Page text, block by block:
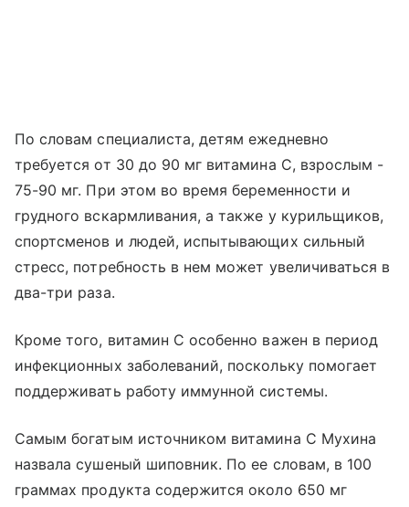
По словам специалиста, детям ежедневно
требуется от 30 до 90 мг витамина C, взрослым -
75-90 мг. При этом во время беременности и
грудного вскармливания, а также у курильщиков,
спортсменов и людей, испытывающих сильный
стресс, потребность в нем может увеличиваться в
два-три раза.
Кроме того, витамин C особенно важен в период
инфекционных заболеваний, поскольку помогает
поддерживать работу иммунной системы.
Самым богатым источником витамина C Мухина
назвала сушеный шиповник. По ее словам, в 100
граммах продукта содержится около 650 мг